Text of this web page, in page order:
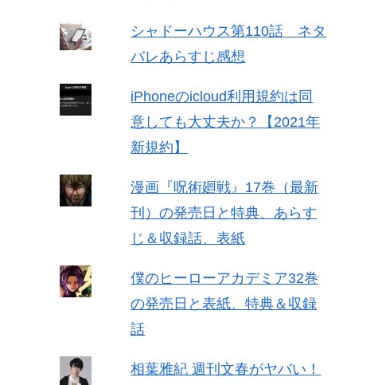
シャドーハウス第110話 ネタ
バレあらすじ感想
iPhoneのicloud利用規約は同
意しても大丈夫か？【2021年
新規約】
漫画『呪術廻戦』17巻（最新
刊）の発売日と特典、あらす
じ＆収録話、表紙
僕のヒーローアカデミア32巻
の発売日と表紙、特典＆収録
話
相葉雅紀 週刊文春がヤバい！